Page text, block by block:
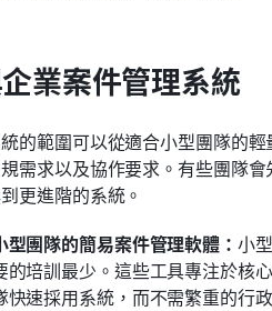
業案件管理系統
的範圍可以從適合小型團隊的
需求以及協作要求。有些團隊
更進階的系統。
型團隊的簡易案件管理軟體： 小
的培訓最少。這些工具專注於核
快速採用系統，而不需繁重的行